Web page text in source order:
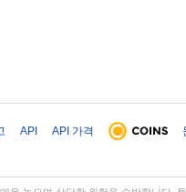
API API 가격